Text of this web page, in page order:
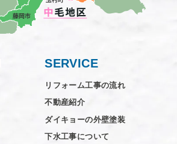
SERVICE
リフォーム工事の流れ
不動産紹介
ダイキョーの外壁塗装
下水工事について